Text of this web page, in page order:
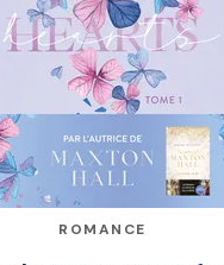
ROMANCE